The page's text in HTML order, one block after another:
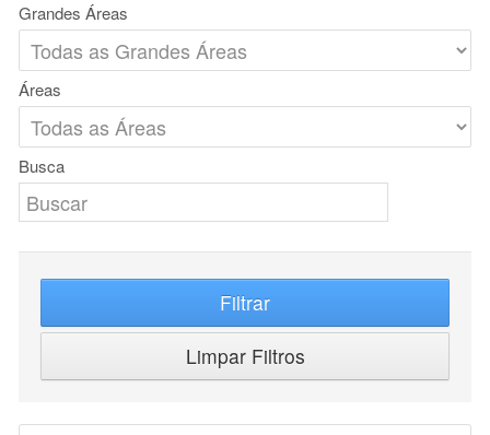
Grandes Áreas
Áreas
Busca
Filtrar
Limpar Filtros